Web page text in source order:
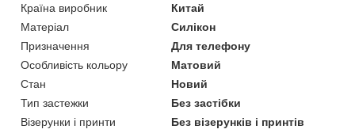
Країна виробник
Китай
Матеріал
Силікон
Призначення
Для телефону
Особливість кольору
Матовий
Стан
Новий
Тип застежки
Без застібки
Візерунки і принти
Без візерунків і принтів